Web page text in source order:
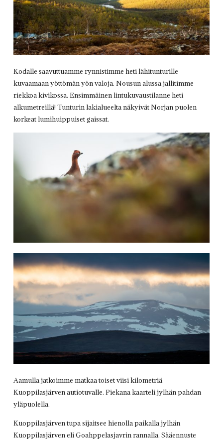
Kodalle saavuttuamme rynnistimme heti lähitunturille
kuvaamaan yöttömän yön valoja. Nousun alussa jallitimme
riekkoa kivikossa. Ensimmäinen lintukuvaustilanne heti
alkumetreillä! Tunturin lakialueelta näkyivät Norjan puolen
korkeat lumihuippuiset gaissat.
Aamulla jatkoimme matkaa toiset viisi kilometriä
Kuoppilasjärven autiotuvalle. Piekana kaarteli jylhän pahdan
yläpuolella.
Kuoppilasjärven tupa sijaitsee hienolla paikalla jylhän
Kuoppilasjärven eli Goahppelasjavrin rannalla. Sääennuste